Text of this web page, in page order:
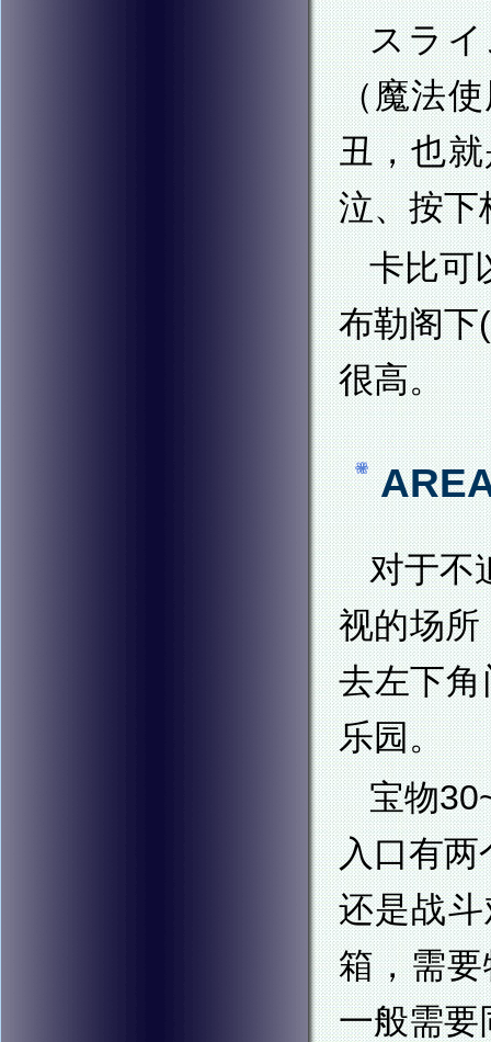
スラ
（魔法
丑，也
泣、按下
卡比可
布勒阁下
很高。
对于不
视的场
去左下
乐园。
宝物
入口有两
还是战
箱，需
一般需要